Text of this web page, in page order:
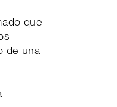
que
de una